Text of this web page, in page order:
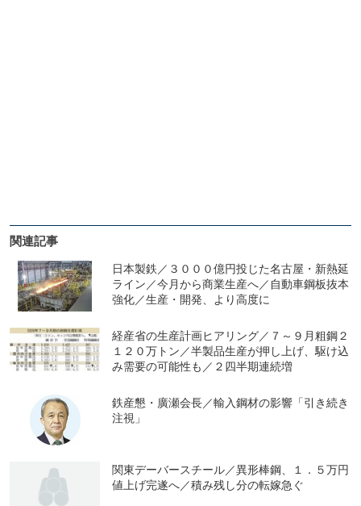
関連記事
日本製鉄／３０００億円投じた名古屋・新熱延
ライン／今月から商業生産へ／自動車鋼板抜本
強化／生産・開発、より高度に
経産省の生産計画ヒアリング／７～９月粗鋼２
１２０万トン／半製品生産が押し上げ、駆け込
み需要の可能性も／２四半期連続増
鉄産懇・廣瀬会長／輸入鋼材の影響「引き続き
注視」
関東デーバースチール／異形棒鋼、１．５万円
値上げ完遂へ／積み残し分の転嫁急ぐ